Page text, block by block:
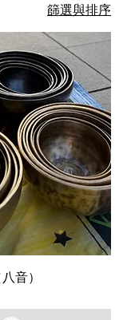
。或選擇在店鋪
放時間：
交予快遞（一般
收件。收件後如
隱政策 非
網站」（以下簡
能夠安心使用本
，特此向您說明
策，以保障您的
、隱私權
隱私權保護政策內
理在您使用網站
站以外的相關連
本網站所委託或
篩選與排序
音）